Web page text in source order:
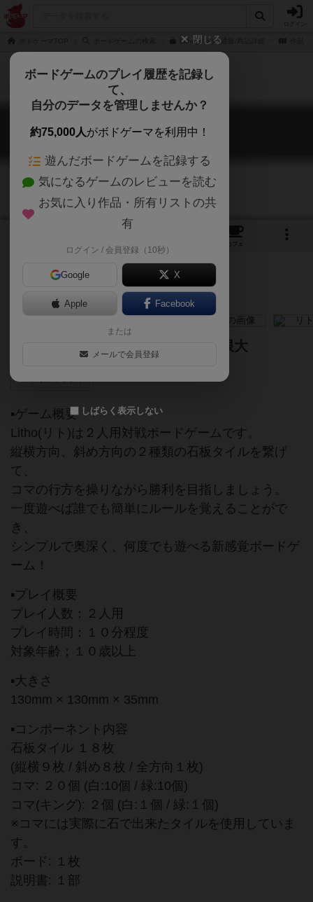
Litho(リト)の通販/商品詳細
リト
Litho
カフェ
コマの動きも、勝負のゆくえも無限大
▪︎ゲーム概要
Litho(リト)は２人用対戦ボードゲームです。
縦横方向、斜め方向の２種類の石板タイルを繋げ
て、
コマの行方を操りながら勝利を目指しましょう。
一度遊べば誰でも簡単にルールを覚えることがで
き、
シンプルで奥深く、何度でも遊べる新感覚ボードゲ
ーム！
▪︎プレイ概要
プレイ人数：２人用
プレイ時間：１０分程度
対象年齢；１０歳以上
▪︎大きさ
130mm × 130mm × 35mm
▪︎コンポーネント内容
石板タイル １８枚
(縦横９枚 / 斜め８枚 / 全方向１枚)
コマ: ２０個 (白:10個 / 緑:10個)
コマ(キング): ２個 (白:１個 / 緑:１個)
※コマには実際に石で出来たタイルを使用していま
す。
ボード: １枚
説明書: １部
閉じる
ボードゲームのプレイ履歴を記録し
て、
自分のデータを管理しませんか？
約75,000人がボドゲーマを利用中！
遊んだボードゲームを記録する
気になるゲームのレビューを読む
お気に入り作品・所有リストの共
有
ログイン / 会員登録（10秒）
Google X
Apple Facebook
または
メールで会員登録
しばらく表示しない